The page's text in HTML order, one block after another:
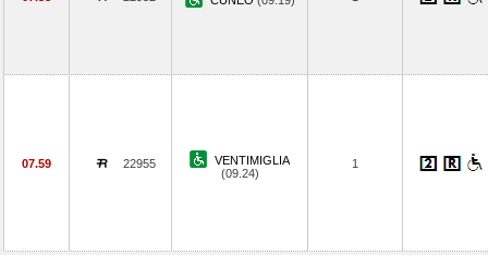
07.59 22955
VENTIMIGLIA
(09.24)
1